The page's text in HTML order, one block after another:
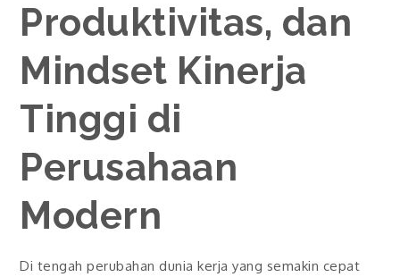
Produktivitas, dan
Mindset Kinerja
Tinggi di
Perusahaan
Modern
Di tengah perubahan dunia kerja yang semakin cepat